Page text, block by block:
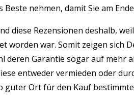
Beste nehmen, damit Sie am
diese Rezensionen deshalb,
worden war. Somit zeigen sich
deren Garantie sogar auf mehr
entweder vermieden oder
guter Ort für den Kauf